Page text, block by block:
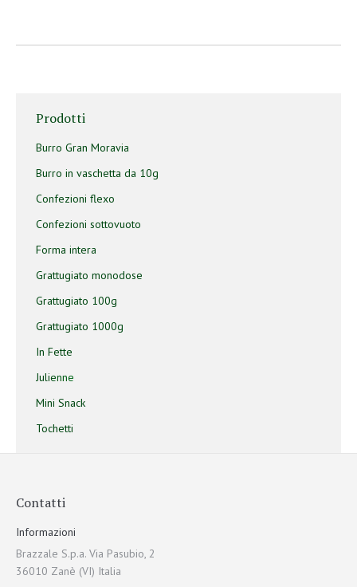
Prodotti
Burro Gran Moravia
Burro in vaschetta da 10g
Confezioni flexo
Confezioni sottovuoto
Forma intera
Grattugiato monodose
Grattugiato 100g
Grattugiato 1000g
In Fette
Julienne
Mini Snack
Tochetti
Contatti
Informazioni
Brazzale S.p.a. Via Pasubio, 2
36010 Zanè (VI) Italia